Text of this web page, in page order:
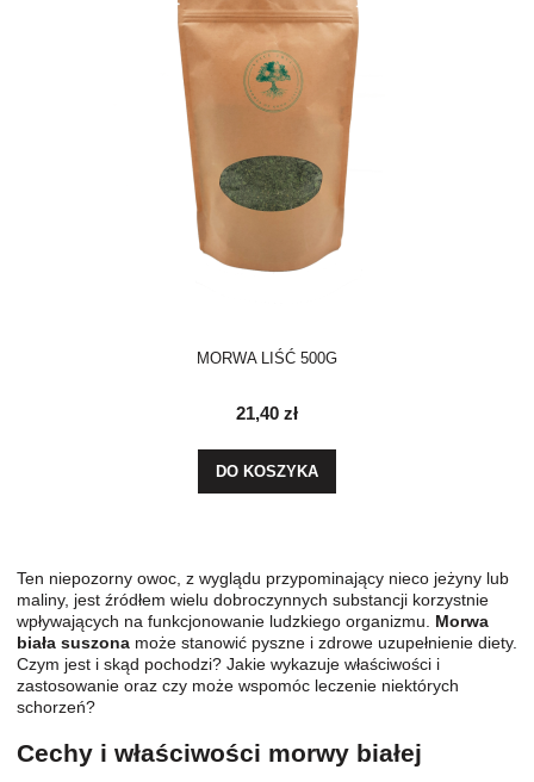
MORWA LIŚĆ 500G
21,40 zł
DO KOSZYKA
Ten niepozorny owoc, z wyglądu przypominający nieco jeżyny lub
maliny, jest źródłem wielu dobroczynnych substancji korzystnie
wpływających na funkcjonowanie ludzkiego organizmu. Morwa
biała suszona może stanowić pyszne i zdrowe uzupełnienie diety.
Czym jest i skąd pochodzi? Jakie wykazuje właściwości i
zastosowanie oraz czy może wspomóc leczenie niektórych
schorzeń?
Cechy i właściwości morwy białej